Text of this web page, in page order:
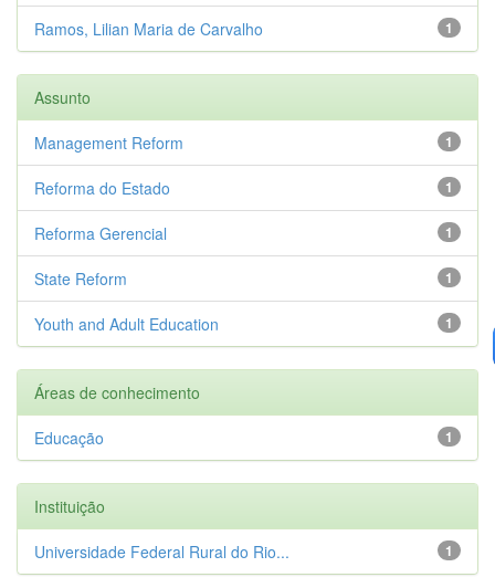
1
Ramos, Lilian Maria de Carvalho
Assunto
1
Management Reform
1
Reforma do Estado
1
Reforma Gerencial
1
State Reform
1
Youth and Adult Education
Áreas de conhecimento
1
Educação
Instituição
1
Universidade Federal Rural do Rio...